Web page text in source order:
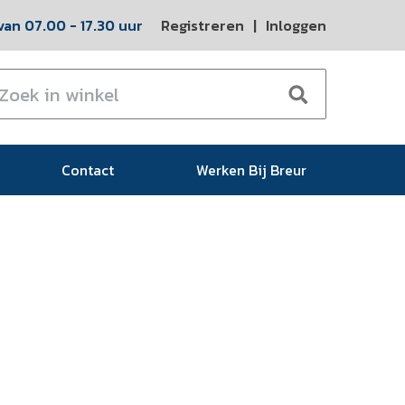
07.00 - 17.30 uur Registreren | Inloggen
Contact Werken Bij Breur